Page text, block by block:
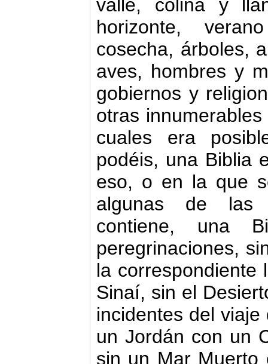
valle, colina y
horizonte,
cosecha, árboles,
aves, hombres y
gobiernos y
otras
cuales era
podéis, una Biblia
eso, o en la que
algunas de las
contiene, una
peregrinaciones,
la correspondiente
Sinaí, sin el
incidentes del
un Jordán con un
sin un Mar Muerto